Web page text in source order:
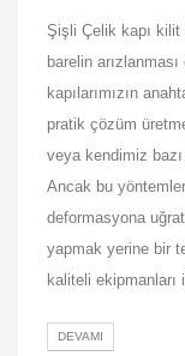
Şişli Çelik kapı kilit
barelin
kapılarımızın
pratik çözüm
veya kendimiz
Ancak bu
deformasyona
yapmak yerine bir
kaliteli
DEVAMI